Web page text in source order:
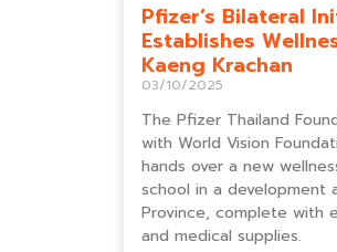
Pfizer’s Bilateral
Establishes
Kaeng Krachan
03/10/2025
The Pfizer Thailand
with World Vision
hands over a new
school in a development
Province, complete with
and medical supplies.